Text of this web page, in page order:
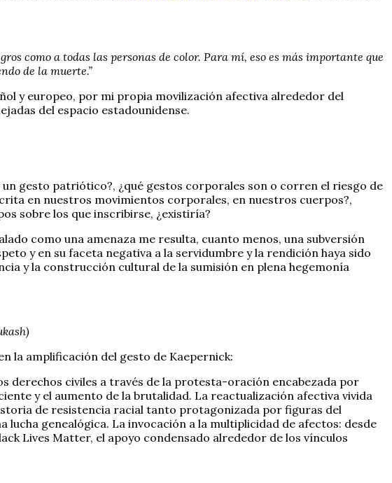
como a todas las personas de color. Para mí, eso es más importante que
de la muerte.”
y europeo, por mi propia movilización afectiva alrededor del
del espacio estadounidense.
gesto patriótico?, ¿qué gestos corporales son o corren el riesgo de
en nuestros movimientos corporales, en nuestros cuerpos?,
sobre los que inscribirse, ¿existiría?
como una amenaza me resulta, cuanto menos, una subversión
y en su faceta negativa a la servidumbre y la rendición haya sido
y la construcción cultural de la sumisión en plena hegemonía
la amplificación del gesto de Kaepernick:
derechos civiles a través de la protesta-oración encabezada por
y el aumento de la brutalidad. La reactualización afectiva vivida
de resistencia racial tanto protagonizada por figuras del
genealógica. La invocación a la multiplicidad de afectos: desde
Lives Matter, el apoyo condensado alrededor de los vínculos